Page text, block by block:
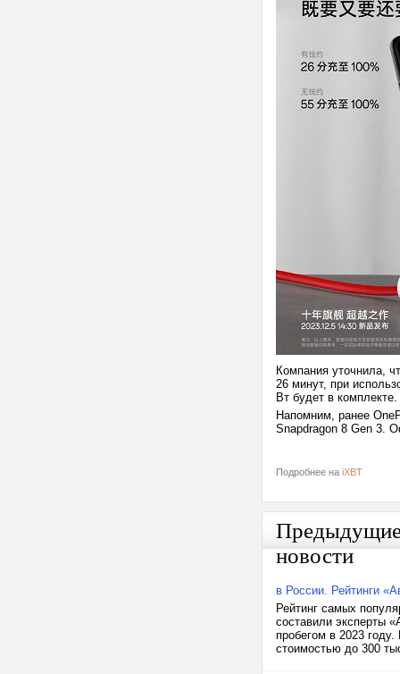
Компания уточнила,
26 минут, при
Вт будет в комплекте.
Напомним, ранее
Snapdragon 8 Gen 3.
Подробнее на iXBT
новости
в России. Рейтинги
Рейтинг самых
составили эксперты
пробегом в 2023
стоимостью до 300